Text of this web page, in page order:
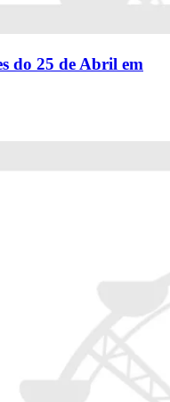
do 25 de Abril em